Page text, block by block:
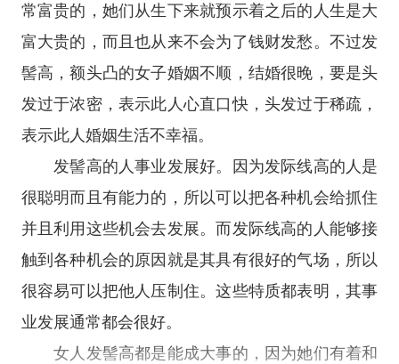
常富贵的，她们从生下来就预示着之后的人生是大
富大贵的，而且也从来不会为了钱财发愁。不过发
髻高，额头凸的女子婚姻不顺，结婚很晚，要是头
发过于浓密，表示此人心直口快，头发过于稀疏，
表示此人婚姻生活不幸福。
发髻高的人事业发展好。因为发际线高的人是
很聪明而且有能力的，所以可以把各种机会给抓住
并且利用这些机会去发展。而发际线高的人能够接
触到各种机会的原因就是其具有很好的气场，所以
很容易可以把他人压制住。这些特质都表明，其事
业发展通常都会很好。
女人发髻高都是能成大事的，因为她们有着和